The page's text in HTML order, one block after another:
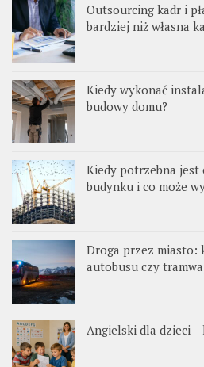
Outsourcing kadr i
bardziej niż własna
Kiedy wykonać
budowy domu?
Kiedy potrzebna
budynku i co może
Droga przez miasto:
autobusu czy
Angielski dla dzieci –